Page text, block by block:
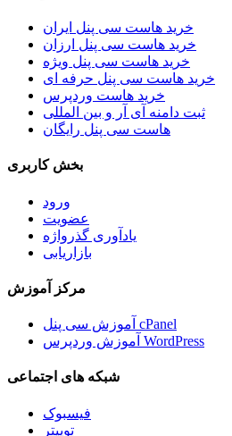
خرید هاست سی پنل ایران
خرید هاست سی پنل ارزان
خرید هاست سی پنل ویژه
خرید هاست سی پنل حرفه ای
خرید هاست وردپرس
ثبت دامنه آی آر و بین المللی
هاست سی پنل رایگان
بخش کاربری
ورود
عضویت
یادآوری گذرواژه
بازاریابی
مرکز آموزش
آموزش سی پنل cPanel
آموزش وردپرس WordPress
شبکه های اجتماعی
فیسبوک
توییتر